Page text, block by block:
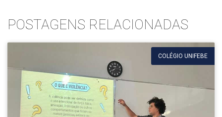
POSTAGENS RELACIONADAS
COLÉGIO UNIFEBE